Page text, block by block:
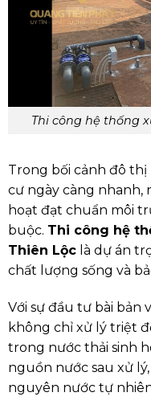
Thi công hệ thống
Trong bối cảnh đô
cư ngày càng nhanh,
hoạt đạt chuẩn môi
buộc. Thi công hệ
Thiên Lộclà dự án
chất lượng sống và
Với sự đầu tư bài bản
không chỉ xử lý triệt
trong nước thải sinh
nguồn nước sau xử
nguyên nước tự